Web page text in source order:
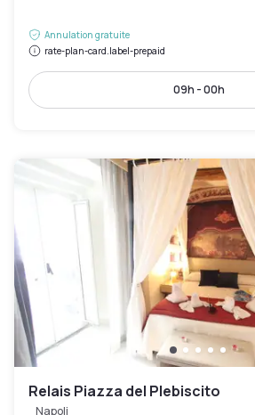
Annulation gratuite
rate-plan-card.label-prepaid
09h - 00h
Relais Piazza del Plebiscito
Napoli